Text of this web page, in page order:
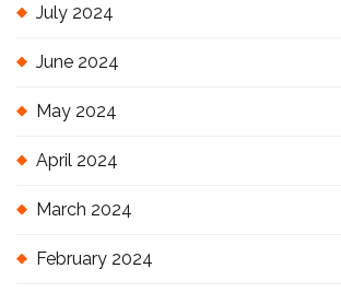
July 2024
June 2024
May 2024
April 2024
March 2024
February 2024